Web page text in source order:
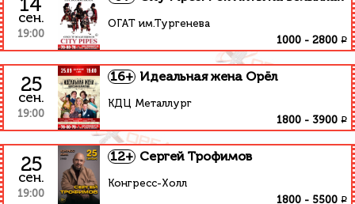
сен.
19:00
ОГАТ им.Тургенева
1000 - 2800 ₽
25
сен.
19:00
16+ Идеальная жена Орёл
КДЦ Металлург
1800 - 3900 ₽
25
сен.
19:00
12+ Сергей Трофимов
Конгресс-Холл
1800 - 5500 ₽